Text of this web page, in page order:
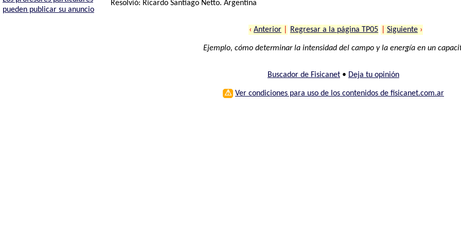
pueden publicar su anuncio
Resolvió: Ricardo Santiago Netto. Argentina
‹ Anterior Regresar a la página TP05 Siguiente ›
Ejemplo, cómo determinar la intensidad del campo y la energía en un
Buscador de Fisicanet• Deja tu opinión
⚠ Ver condiciones para uso de los contenidos de fisicanet.com.ar